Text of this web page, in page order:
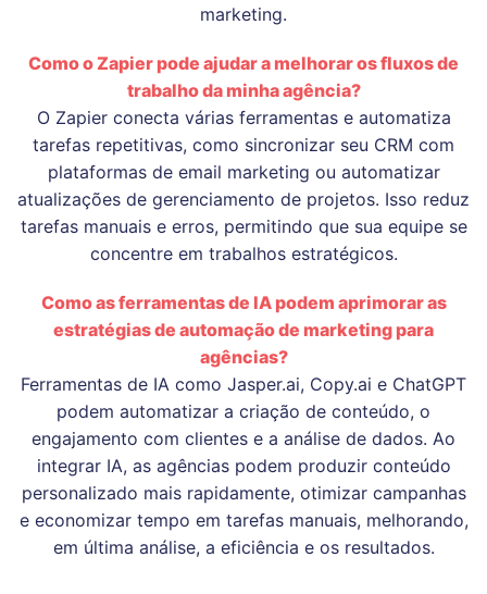
marketing.
Como o Zapier pode ajudar a melhorar os fluxos de
trabalho da minha agência?
O Zapier conecta várias ferramentas e automatiza
tarefas repetitivas, como sincronizar seu CRM com
plataformas de email marketing ou automatizar
atualizações de gerenciamento de projetos. Isso reduz
tarefas manuais e erros, permitindo que sua equipe se
concentre em trabalhos estratégicos.
Como as ferramentas de IA podem aprimorar as
estratégias de automação de marketing para
agências?
Ferramentas de IA como Jasper.ai, Copy.ai e ChatGPT
podem automatizar a criação de conteúdo, o
engajamento com clientes e a análise de dados. Ao
integrar IA, as agências podem produzir conteúdo
personalizado mais rapidamente, otimizar campanhas
e economizar tempo em tarefas manuais, melhorando,
em última análise, a eficiência e os resultados.